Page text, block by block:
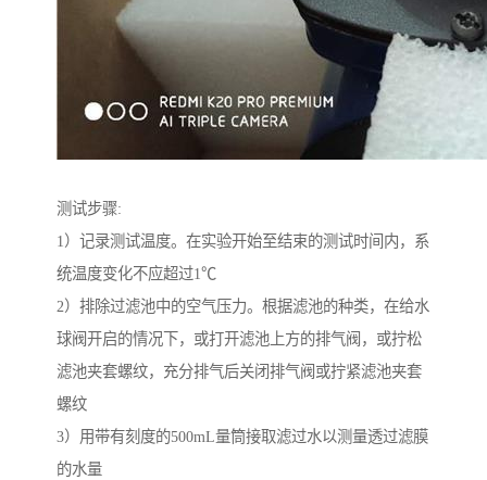
测试步骤:
1）记录测试温度。在实验开始至结束的测试时间内，系
统温度变化不应超过1℃
2）排除过滤池中的空气压力。根据滤池的种类，在给水
球阀开启的情况下，或打开滤池上方的排气阀，或拧松
滤池夹套螺纹，充分排气后关闭排气阀或拧紧滤池夹套
螺纹
3）用带有刻度的500mL量筒接取滤过水以测量透过滤膜
的水量